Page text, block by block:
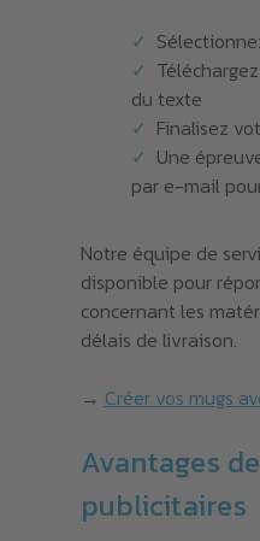
du texte
Finalisez
Une
par e-mail
Notre équipe de
disponible pour
concernant les
délais de livraison.
→ Créer vos mugs
Avantages
publicitaires